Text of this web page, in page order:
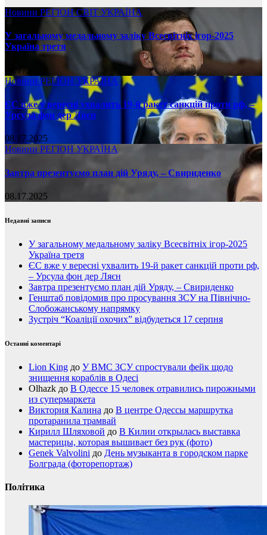
Новини РЕГІОНСВІТ УКРАЇНА
У загальному медальному заліку Всесвітніх ігор-2025
Україна третя
08.17.2025
НовиниРЕГІОН УКРАЇНА
ЄС вже у вересні ухвалить 19-й ракет санкцій проти рф, –
Урсула фон дер Ляєн
08.17.2025
Новини РЕГІОН УКРАЇНА
Завтра презентуємо план дій Уряду, – Свириденко
08.17.2025
Недавні записи
У загальному медальному заліку Всесвітніх ігор-2025
Україна третя
ЄС вже у вересні ухвалить 19-й ракет санкцій проти рф,
– Урсула фон дер Ляєн
Завтра презентуємо план дій Уряду, – Свириденко
Генштаб повідомив про просування ЗСУ на Північно-
Слобожанському напрямку
Зустріч “Коаліції охочих” відбудеться 17 серпня
Останні коментарі
Lion King до У ВМС ЗСУ спростували фейк щодо
знищення кораблів в Одесі
Olhazk до В Одессе 15 человек отравились пирожными
из супермаркета
Виктория Калина до В центре Одессы маршрутка
протаранила трамвай
Кирилл Шляховой до В Килии открылась выставка
мастерицы, которая вышивает без рук (фото)
Genek Valvolini до День музыканта в городском парке
Болграда (фоторепортаж)
Політика